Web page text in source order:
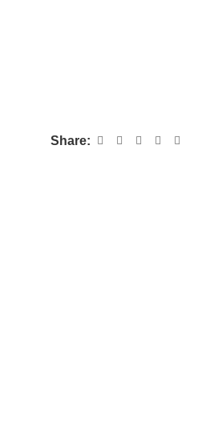
Share: